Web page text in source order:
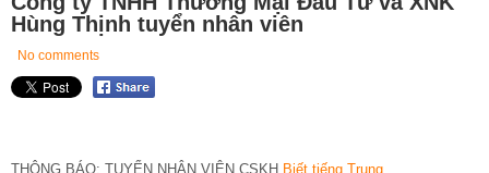
Hùng Thịnh tuyển nhân viên
No comments
THÔNG BÁO: TUYỂN NHÂN VIÊN CSKH Biết tiếng Trung